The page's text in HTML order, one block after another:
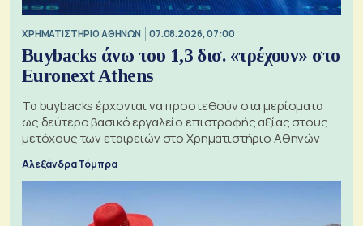
XΡΗΜΑΤΙΣΤΗΡΙΟ ΑΘΗΝΩΝ 07.08.2026, 07:00
Buybacks άνω του 1,3 δισ. «τρέχουν» στο
Euronext Athens
Τα buybacks έρχονται να προστεθούν στα μερίσματα
ως δεύτερο βασικό εργαλείο επιστροφής αξίας στους
μετόχους των εταιρειών στο Χρηματιστήριο Αθηνών
Αλεξάνδρα Τόμπρα